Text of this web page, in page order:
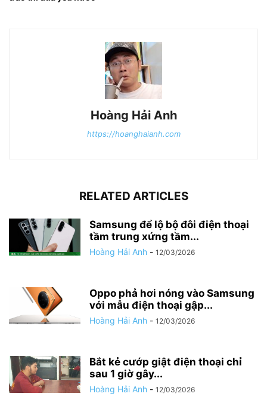
Hoàng Hải Anh
https://hoanghaianh.com
RELATED ARTICLES
Samsung để lộ bộ đôi điện thoại
tầm trung xứng tầm...
Hoàng Hải Anh - 12/03/2026
Oppo phả hơi nóng vào Samsung
với mẫu điện thoại gập...
Hoàng Hải Anh - 12/03/2026
Bắt kẻ cướp giật điện thoại chỉ
sau 1 giờ gây...
Hoàng Hải Anh - 12/03/2026